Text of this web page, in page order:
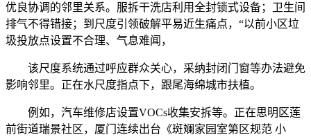
优良协调的邻里关系。服拆干洗店利用全封锁式设备；卫生间
排气不得错接；到尺度引领破解平易近生痛点，“以前小区垃
圾投放点设置不合理、气息难闻，
该尺度系统通过呼应群众关心，采纳封闭门窗等办法避免
影响邻里。正在水尺度指点下，跟尾海绵城市扶植。
例如，汽车维修店设置VOCs收集安拆等。正在思明区莲
前街道瑞景社区，厦门连续出台《斑斓家园室第区规范 小